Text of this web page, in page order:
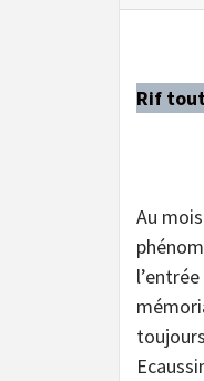
Rif
Au